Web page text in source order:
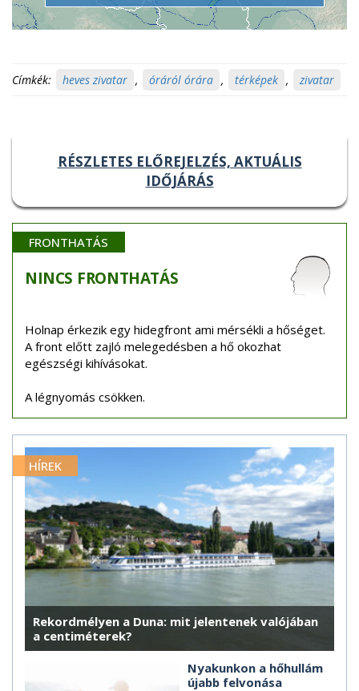
Címkék: heves zivatar , óráról órára , térképek , zivatar
RÉSZLETES ELŐREJELZÉS, AKTUÁLIS
IDŐJÁRÁS
FRONTHATÁS
NINCS FRONTHATÁS
Holnap érkezik egy hidegfront ami mérsékli a hőséget.
A front előtt zajló melegedésben a hő okozhat
egészségi kihívásokat.
A légnyomás csökken.
HÍREK
Rekordmélyen a Duna: mit jelentenek valójában
a centiméterek?
Nyakunkon a hőhullám
újabb felvonása